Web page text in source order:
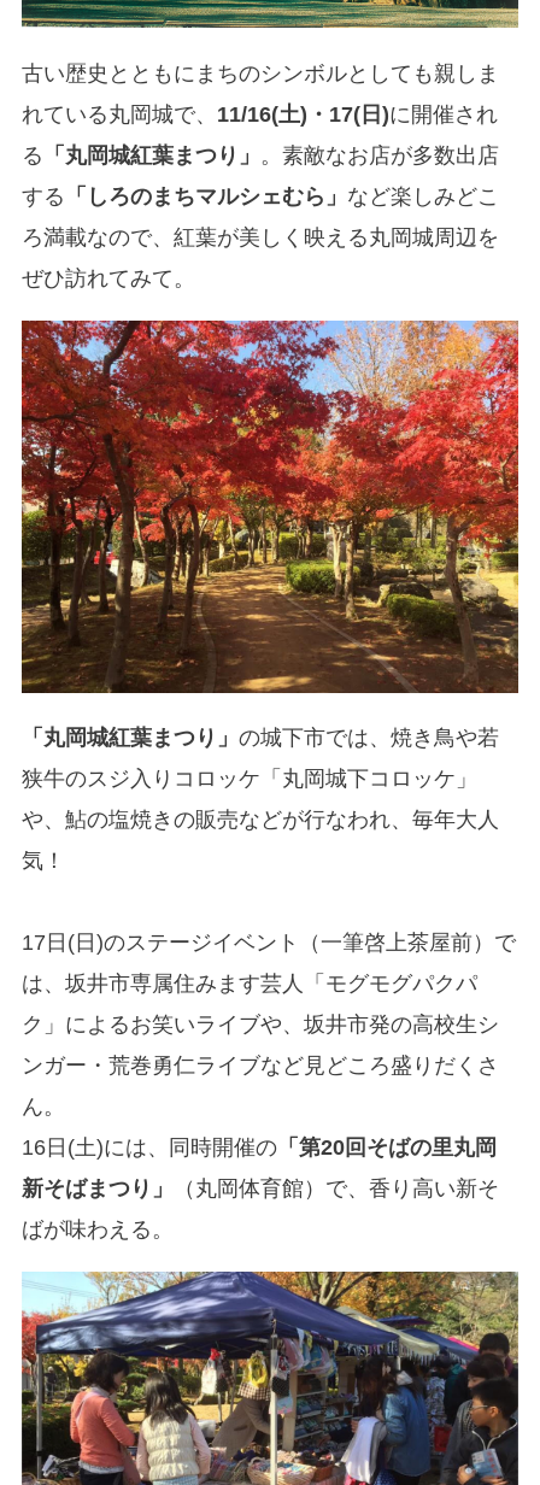
古い歴史とともにまちのシンボルとしても親しま
れている丸岡城で、 11/16(土)・17(日)に開催され
る 「丸岡城紅葉まつり」 。素敵なお店が多数出店
する 「しろのまちマルシェむら」 など楽しみどこ
ろ満載なので、紅葉が美しく映える丸岡城周辺を
ぜひ訪れてみて。
「丸岡城紅葉まつり」 の城下市では、焼き鳥や若
狭牛のスジ入りコロッケ「丸岡城下コロッケ」
や、鮎の塩焼きの販売などが行なわれ、毎年大人
気！
17日(日)のステージイベント（一筆啓上茶屋前）で
は、坂井市専属住みます芸人「モグモグパクパ
ク」によるお笑いライブや、坂井市発の高校生シ
ンガー・荒巻勇仁ライブなど見どころ盛りだくさ
ん。
16日(土)には、同時開催の「第20回そばの里丸岡
新そばまつり」
（丸岡体育館）で、香り高い新そ
ばが味わえる。